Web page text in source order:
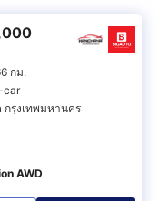
กม.
car
กรุงเทพมหานคร
AWD